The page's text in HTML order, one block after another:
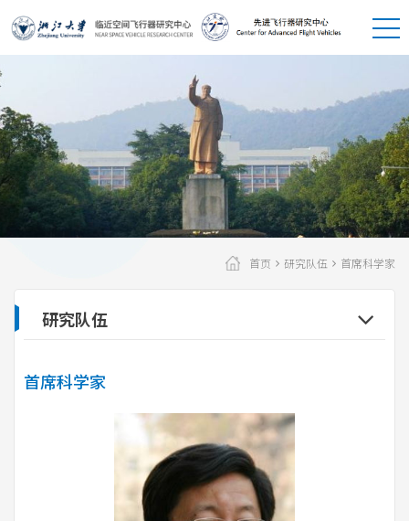
首页 研究队伍 首席科学家
研究队伍
首席科学家